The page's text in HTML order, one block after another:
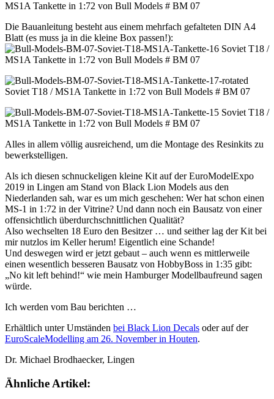
Die Bauanleitung besteht aus einem mehrfach gefalteten DIN A4
Blatt (es muss ja in die kleine Box passen!):
Alles in allem völlig ausreichend, um die Montage des Resinkits zu
bewerkstelligen.
Als ich diesen schnuckeligen kleine Kit auf der EuroModelExpo
2019 in Lingen am Stand von Black Lion Models aus den
Niederlanden sah, war es um mich geschehen: Wer hat schon einen
MS-1 in 1:72 in der Vitrine? Und dann noch ein Bausatz von einer
offensichtlich überdurchschnittlichen Qualität?
Also wechselten 18 Euro den Besitzer … und seither lag der Kit bei
mir nutzlos im Keller herum! Eigentlich eine Schande!
Und deswegen wird er jetzt gebaut – auch wenn es mittlerweile
einen wesentlich besseren Bausatz von HobbyBoss in 1:35 gibt:
„No kit left behind!“ wie mein Hamburger Modellbaufreund sagen
würde.
Ich werden vom Bau berichten …
Erhältlich unter Umständen bei Black Lion Decals oder auf der
EuroScaleModelling am 26. November in Houten.
Dr. Michael Brodhaecker, Lingen
Ähnliche Artikel: